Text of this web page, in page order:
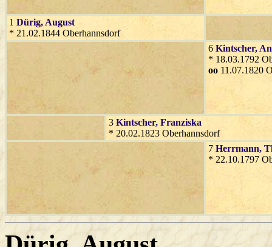
1 Dürig, August
* 21.02.1844 Oberhannsdorf
6 Kintscher,
* 18.03.1792
oo 11.07.1820
3 Kintscher, Franziska
* 20.02.1823 Oberhannsdorf
7 Herrmann,
* 22.10.1797